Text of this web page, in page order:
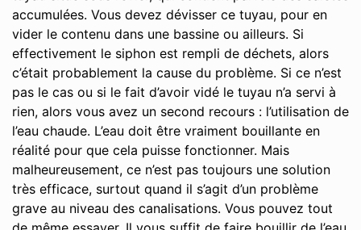
accumulées. Vous devez dévisser ce tuyau, pour en
vider le contenu dans une bassine ou ailleurs. Si
effectivement le siphon est rempli de déchets, alors
c’était probablement la cause du problème. Si ce n’est
pas le cas ou si le fait d’avoir vidé le tuyau n’a servi à
rien, alors vous avez un second recours : l’utilisation de
l’eau chaude. L’eau doit être vraiment bouillante en
réalité pour que cela puisse fonctionner. Mais
malheureusement, ce n’est pas toujours une solution
très efficace, surtout quand il s’agit d’un problème
grave au niveau des canalisations. Vous pouvez tout